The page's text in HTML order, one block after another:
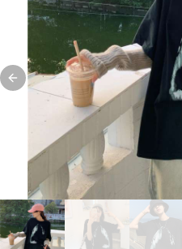
Previous slide